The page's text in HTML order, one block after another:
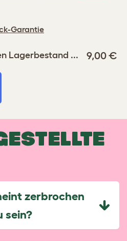
Garantie
Lagerbestand ... 9,00 €
zerbrochen
sein?